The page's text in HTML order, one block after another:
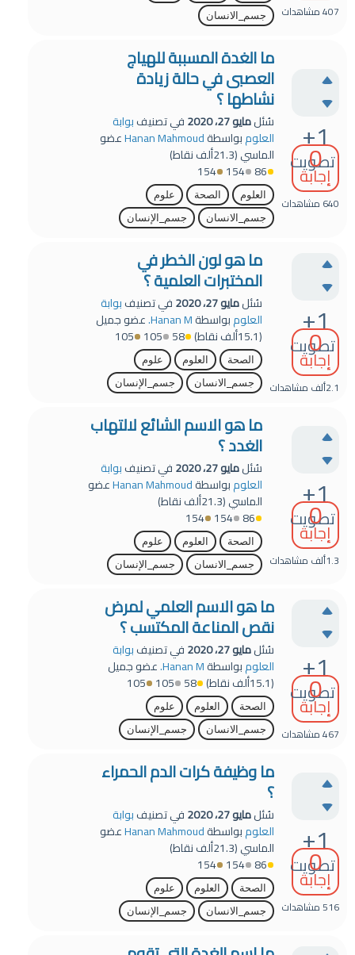
407مشاهدات
جسم_الانسان
+1
تصويت
0
إجابة
640 مشاهدات
ما الغدة المسببة للهياج
العصبى في حالة زيادة
نشاطها ؟
سُئلمايو 27، 2020 في تصنيفبوابة
العلومبواسطةHanan Mahmoudعضو
الماسي(21.3ألف
نقاط)
86
154
154
العلوم الصحة
علوم
جسم_الانسان
جسم_الإنسان
+1
تصويت
0
إجابة
2.1ألف مشاهدات
ما هو لون الخطر في
المختبرات العلمية ؟
سُئلمايو 27، 2020 في تصنيفبوابة
العلومبواسطةHanan M. عضو جميل
(15.1ألف نقاط) 58
105
105
الصحة العلوم
علوم
جسم_الانسان
جسم_الإنسان
+1
تصويت
0
إجابة
1.3ألف مشاهدات
ما هو الاسم الشائع لالتهاب
الغدد ؟
سُئلمايو 27، 2020 في تصنيفبوابة
العلومبواسطةHanan Mahmoudعضو
الماسي(21.3ألف
نقاط)
86
154
154
الصحة العلوم
علوم
جسم_الانسان
جسم_الإنسان
+1
تصويت
0
إجابة
467مشاهدات
ما هو الاسم العلمي لمرض
نقص المناعة المكتسب ؟
سُئلمايو 27، 2020 في تصنيفبوابة
العلومبواسطةHanan M. عضو جميل
(15.1ألف نقاط) 58
105
105
الصحة العلوم
علوم
جسم_الانسان
جسم_الإنسان
+1
تصويت
0
إجابة
516مشاهدات
ما وظيفة كرات الدم الحمراء
؟
سُئلمايو 27، 2020 في تصنيفبوابة
العلومبواسطةHanan Mahmoudعضو
الماسي(21.3ألف
نقاط)
86
154
154
الصحة العلوم
علوم
جسم_الانسان
جسم_الإنسان